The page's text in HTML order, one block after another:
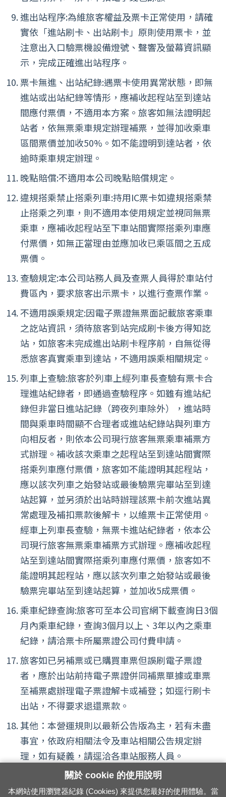
進出站程序:為維旅客權益及票卡正常使用，請確
實依「進站刷卡、出站刷卡」原則使用票卡，並
注意出入口驗票機設備燈號、聲響及螢幕資訊顯
示，完成正確進出站程序。
票卡無進、出站紀錄:遇票卡使用異常狀態，即無
進站或出站紀錄等情形，應補收起程站至到達站
間應付票價，不適用本方案。旅客如無法證明起
站者，依無票乘車規定辦理補票，並得加收乘車
區間票價並加收50%。如不能證明到達站者，依
逾時乘車規定辦理。
晚點賠償:不適用本公司晚點賠償規定。
違規搭乘禁止搭乘列車:持用IC票卡如違規搭乘禁
止搭乘之列車，則不適用本使用規定並視同無票
乘車，應補收起程站至下車站間實際搭乘列車應
付票價，如無正當理由並應加收已乘區間之五成
票價。
查驗規定:本公司站務人員及查票人員得於車站付
費區內，要求旅客出示票卡，以進行查票作業。
不適用誤乘規定:因電子票證無票面記載旅客乘車
之訖站資訊，須待旅客到站完成刷卡後方得知訖
站，如旅客未完成進出站刷卡程序前，自無從得
悉旅客真實乘車到達站，不適用誤乘相關規定。
列車上查驗:旅客於列車上經列車長查驗有票卡合
理進站紀錄者，即通過查驗程序。如雖有進站紀
錄但非當日進站記錄（跨夜列車除外），進站時
間與乘車時間顯不合理者或進站紀錄站與列車方
向相反者，則依本公司現行旅客無票乘車補票方
式辦理。補收該次乘車之起程站至到達站間實際
搭乘列車應付票價，旅客如不能證明其起程站，
應以該次列車之始發站或最後驗票完畢站至到達
站起算，並另須於出站時辦理該票卡前次進站異
常處理及補扣票款後解卡，以維票卡正常使用。
經車上列車長查驗，無票卡進站紀錄者，依本公
司現行旅客無票乘車補票方式辦理。應補收起程
站至到達站間實際搭乘列車應付票價，旅客如不
能證明其起程站，應以該次列車之始發站或最後
驗票完畢站至到達站起算，並加收5成票價。
乘車紀錄查詢:旅客可至本公司官網下載查詢日3個
月內乘車紀錄，查詢3個月以上、3年以內之乘車
紀錄，請洽票卡所屬票證公司付費申請。
旅客如已另補票或已購買車票但誤刷電子票證
者，應於出站前持電子票證併同補票單據或車票
至補票處辦理電子票證解卡或補登；如逕行刷卡
出站，不得要求退還票款。
其他：本營運規則以最新公告版為主，若有未盡
事宜，依政府相關法令及車站相關公告規定辦
理，如有疑義，請逕洽各車站服務人員。
關於 cookie 的使用說明
本網站使用瀏覽器紀錄 (Cookies) 來提供您最好的使用體驗。當